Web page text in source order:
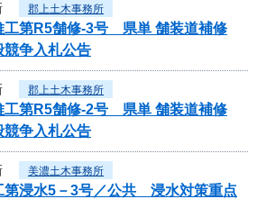
郡上土木事務所
工第R5舗修-3号 県単 舗装道補修
競争入札公告
郡上土木事務所
工第R5舗修-2号 県単 舗装道補修
競争入札公告
美濃土木事務所
第浸水5－3号／公共 浸水対策重点